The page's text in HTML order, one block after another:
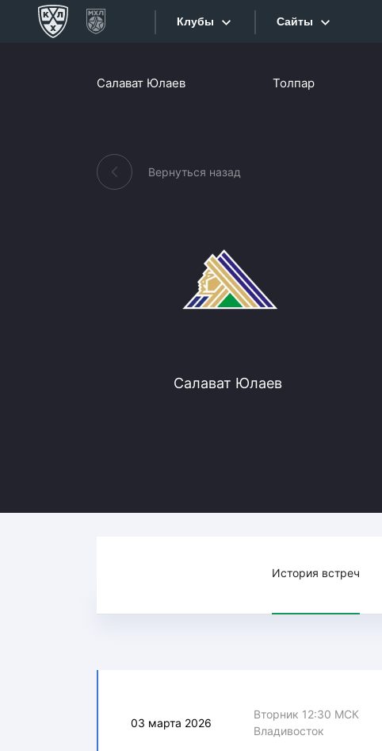
Клубы
Конференция «Запад»
Дивизион Тарасова
Динамо Мн
Северсталь
Сайты
Сайты
Салават Юлаев Толпар
Вернуться назад
Салават Юлаев
История встреч
03 марта 2026
Вторник 12:30 МСК
Владивосток